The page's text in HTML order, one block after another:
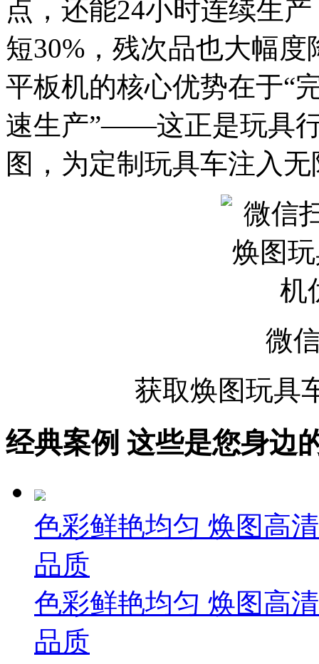
点，还能24小时连续生
短30%，残次品也大幅
平板机的核心优势在于“
速生产”——这正是玩具
图，为定制玩具车注入
微
获取焕图玩具
经典案例 这些是您身边
色彩鲜艳均匀 焕图高
品质
色彩鲜艳均匀 焕图高
品质